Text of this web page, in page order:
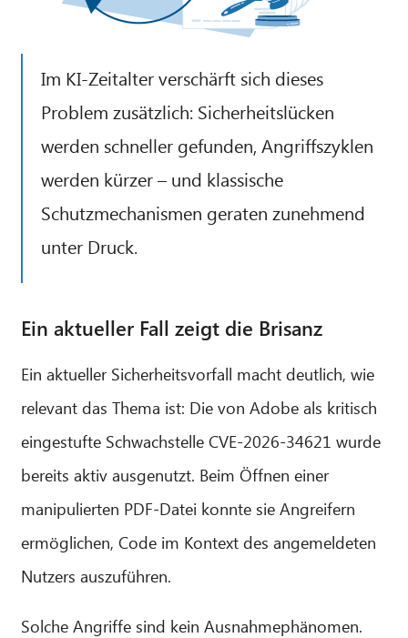
Im KI-Zeitalter verschärft sich dieses
Problem zusätzlich: Sicherheitslücken
werden schneller gefunden, Angriffszyklen
werden kürzer – und klassische
Schutzmechanismen geraten zunehmend
unter Druck.
Ein aktueller Fall zeigt die Brisanz
Ein aktueller Sicherheitsvorfall macht deutlich, wie
relevant das Thema ist: Die von Adobe als kritisch
eingestufte Schwachstelle CVE-2026-34621 wurde
bereits aktiv ausgenutzt. Beim Öffnen einer
manipulierten PDF-Datei konnte sie Angreifern
ermöglichen, Code im Kontext des angemeldeten
Nutzers auszuführen.
Solche Angriffe sind kein Ausnahmephänomen.